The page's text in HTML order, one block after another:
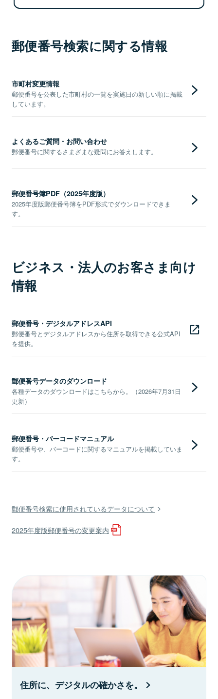
郵便番号検索に関する情報
市町村変更情報
郵便番号を公表した市町村の一覧を実施日の新しい順に掲載
しています。
よくあるご質問・お問い合わせ
郵便番号に関するさまざまな疑問にお答えします。
郵便番号簿PDF（2025年度版）
2025年度版郵便番号簿をPDF形式でダウンロードできま
す。
ビジネス・法人のお客さま向け
情報
郵便番号・デジタルアドレスAPI
郵便番号とデジタルアドレスから住所を取得できる公式API
を提供。
郵便番号データのダウンロード
各種データのダウンロードはこちらから。（2026年7月31日
更新）
郵便番号・バーコードマニュアル
郵便番号や、バーコードに関するマニュアルを掲載していま
す。
郵便番号検索に使用されているデータについて
2025年度版郵便番号の変更案内
住所に、デジタルの確かさを。